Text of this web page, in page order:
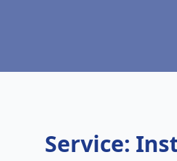
Service: